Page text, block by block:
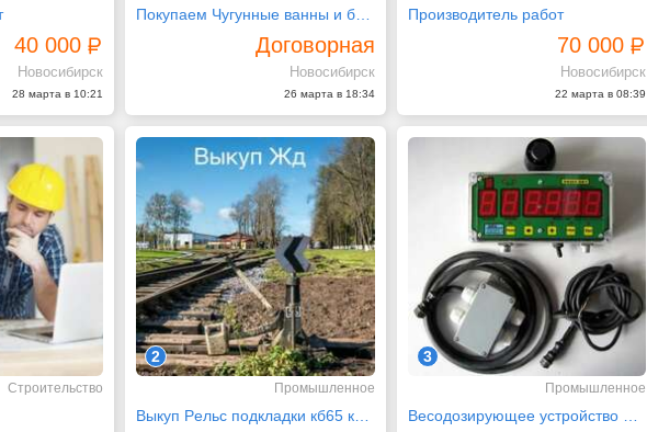
40 000
Новосибирск
28 марта в 10:21
Договорная
Новосибирск
26 марта в 18:34
Производитель работ
70 000
Новосибирск
22 марта в 08:39
Строительство
2
Промышленное
3
Промышленное